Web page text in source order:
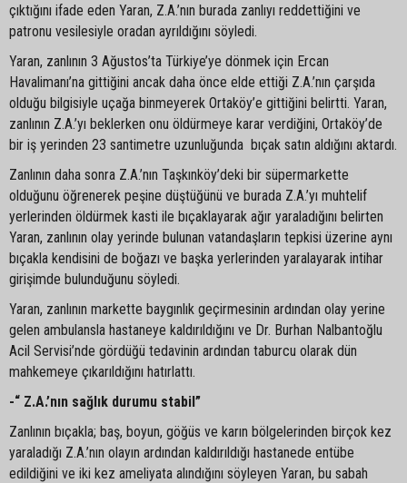
çıktığını ifade eden Yaran, Z.A.’nın burada zanlıyı reddettiğini ve
patronu vesilesiyle oradan ayrıldığını söyledi.
Yaran, zanlının 3 Ağustos’ta Türkiye’ye dönmek için Ercan
Havalimanı’na gittiğini ancak daha önce elde ettiği Z.A.’nın çarşıda
olduğu bilgisiyle uçağa binmeyerek Ortaköy’e gittiğini belirtti. Yaran,
zanlının Z.A.’yı beklerken onu öldürmeye karar verdiğini, Ortaköy’de
bir iş yerinden 23 santimetre uzunluğunda bıçak satın aldığını aktardı.
Zanlının daha sonra Z.A.’nın Taşkınköy’deki bir süpermarkette
olduğunu öğrenerek peşine düştüğünü ve burada Z.A.’yı muhtelif
yerlerinden öldürmek kasti ile bıçaklayarak ağır yaraladığını belirten
Yaran, zanlının olay yerinde bulunan vatandaşların tepkisi üzerine aynı
bıçakla kendisini de boğazı ve başka yerlerinden yaralayarak intihar
girişimde bulunduğunu söyledi.
Yaran, zanlının markette baygınlık geçirmesinin ardından olay yerine
gelen ambulansla hastaneye kaldırıldığını ve Dr. Burhan Nalbantoğlu
Acil Servisi’nde gördüğü tedavinin ardından taburcu olarak dün
mahkemeye çıkarıldığını hatırlattı.
-“ Z.A.’nın sağlık durumu stabil”
Zanlının bıçakla; baş, boyun, göğüs ve karın bölgelerinden birçok kez
yaraladığı Z.A.’nın olayın ardından kaldırıldığı hastanede entübe
edildiğini ve iki kez ameliyata alındığını söyleyen Yaran, bu sabah